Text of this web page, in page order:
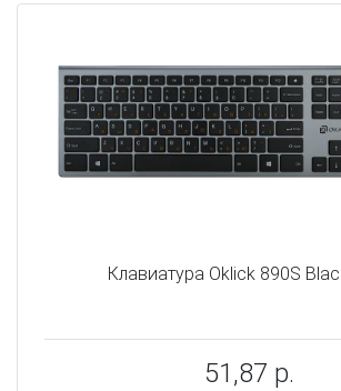
Клавиатура Oklick 890S
51,87 р.